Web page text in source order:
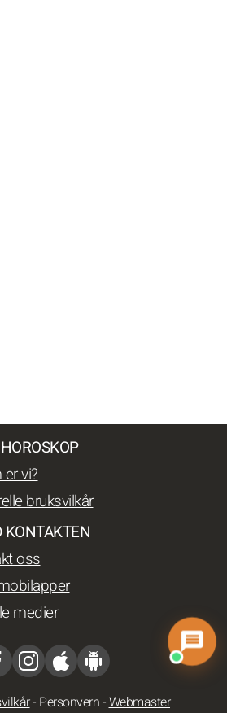
vi?
bruksvilkår
KONTAKTEN
oss
medier
- Personvern-Webmaster